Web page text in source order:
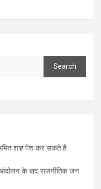
Search
शाह पेश कर सकते हैं
आंदोलन के बाद राजनीतिक जन